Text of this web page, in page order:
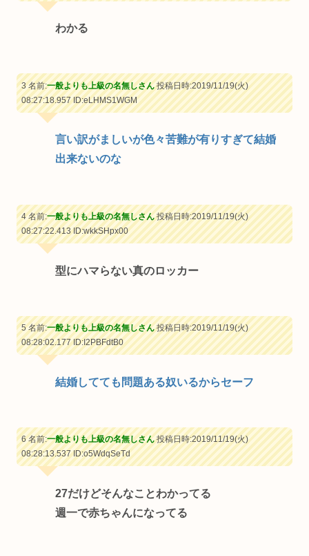
わかる
3 名前:一般よりも上級の名無しさん投稿日時:2019/11/19(火)
08:27:18.957ID:eLHMS1WGM
言い訳がましいが色々苦難が有りすぎて結婚
出来ないのな
4 名前:一般よりも上級の名無しさん投稿日時:2019/11/19(火)
08:27:22.413ID:wkkSHpx00
型にハマらない真のロッカー
5 名前:一般よりも上級の名無しさん投稿日時:2019/11/19(火)
08:28:02.177ID:I2PBFdtB0
結婚してても問題ある奴いるからセーフ
6 名前:一般よりも上級の名無しさん投稿日時:2019/11/19(火)
08:28:13.537ID:o5WdqSeTd
27だけどそんなことわかってる
週一で赤ちゃんになってる